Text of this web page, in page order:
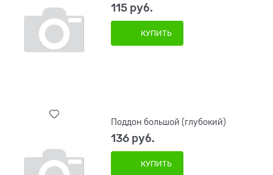
115 руб.
КУПИТЬ
Поддон большой (глубокий)
136 руб.
КУПИТЬ